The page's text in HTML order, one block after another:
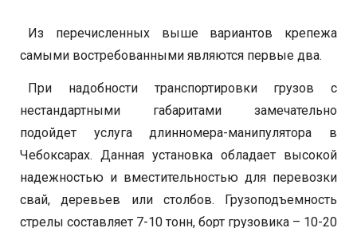
Из перечисленных выше вариантов крепежа
самыми востребованными являются первые два.
При надобности транспортировки грузов с
нестандартными габаритами замечательно
подойдет услуга длинномера-манипулятора в
Чебоксарах. Данная установка обладает высокой
надежностью и вместительностью для перевозки
свай, деревьев или столбов. Грузоподъемность
стрелы составляет 7-10 тонн, борт грузовика – 10-20